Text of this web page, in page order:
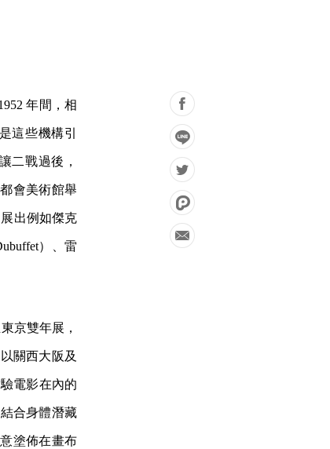
年間，相
這些機構引
二戰過後，
會美術館舉
出例如傑克
）、雷
京雙年展，
關西大阪及
電影在內的
合身體潛藏
塗佈在畫布